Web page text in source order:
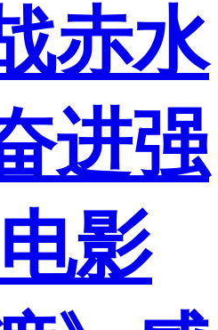
赤水
进强
影